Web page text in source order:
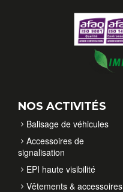
NOS ACTIVITÉS
Balisage de véhicules
Accessoires de
signalisation
EPI haute visibilité
Vêtements & accessoires